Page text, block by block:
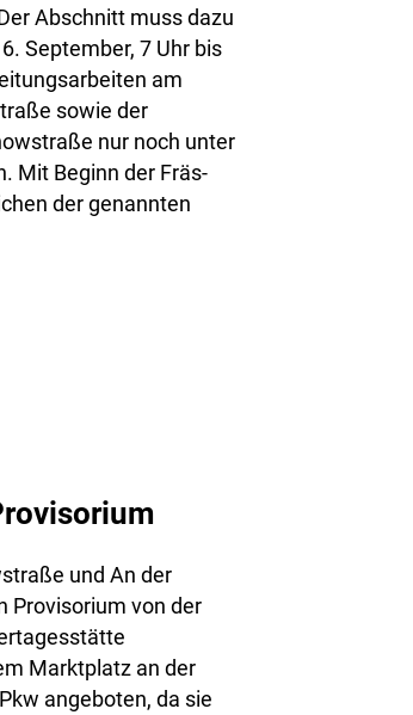
Abschnitt muss dazu
September, 7 Uhr bis
am
sowie der
nur noch unter
Mit Beginn der Fräs-
der genannten
und An der
Provisorium von der
Marktplatz an der
angeboten, da sie